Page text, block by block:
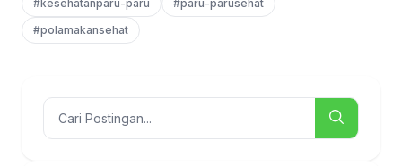
#kesehatanparu-paru
#paru-parusehat
#polamakansehat